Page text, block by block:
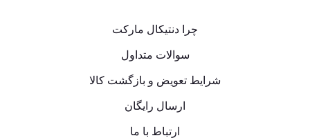
چرا دنتیکال مارکت
سوالات متداول
شرایط تعویض و بازگشت کالا
ارسال رایگان
ارتباط با ما